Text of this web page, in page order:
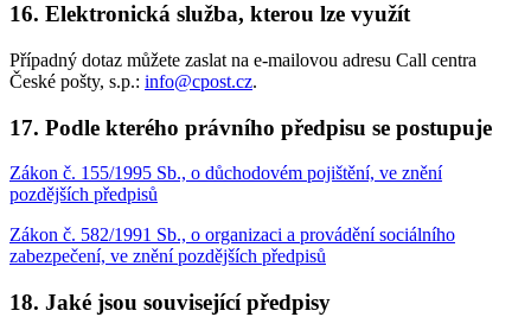
16. Elektronická služba, kterou lze využít
Případný dotaz můžete zaslat na e-mailovou adresu Call centra
České pošty, s.p.: info@cpost.cz.
17. Podle kterého právního předpisu se postupuje
Zákon č. 155/1995 Sb., o důchodovém pojištění, ve znění
pozdějších předpisů
Zákon č. 582/1991 Sb., o organizaci a provádění sociálního
zabezpečení, ve znění pozdějších předpisů
18. Jaké jsou související předpisy